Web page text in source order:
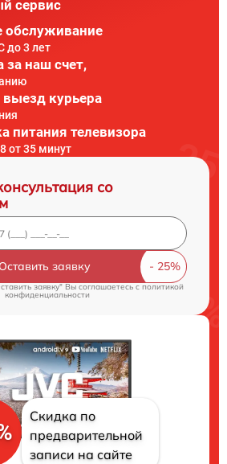
сервис
обслуживание
до 3 лет
за наш счет,
курьера
питания телевизора
от 35 минут
со
Оставить заявку
заявку" Вы соглашаетесь cполитикой
конфиденциальности
Скидка по
предварительной
записи на сайте